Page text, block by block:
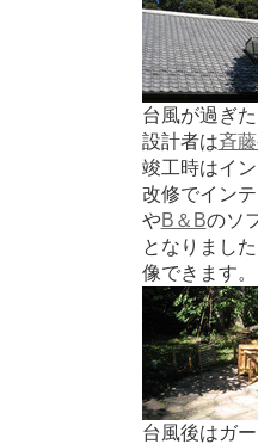
台風が過ぎ
設計者は斉
竣工時はイ
改修でイン
やB＆Bのソ
となりまし
像できます。
台風後はガ